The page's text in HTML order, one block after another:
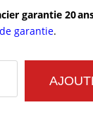
garantie 20
garantie.